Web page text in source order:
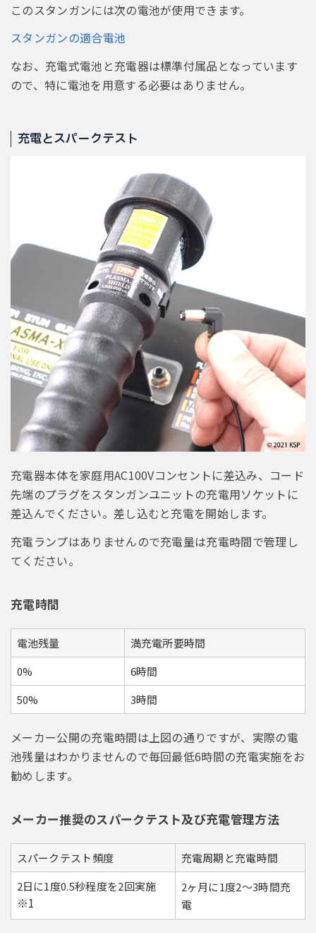
このスタンガンには次の電池が使用できます。
スタンガンの適合電池
なお、充電式電池と充電器は標準付属品となっています
ので、特に電池を用意する必要はありません。
充電とスパークテスト
充電器本体を家庭用AC100Vコンセントに差込み、コード
先端のプラグをスタンガンユニットの充電用ソケットに
差込んでください。差し込むと充電を開始します。
充電ランプはありませんので充電量は充電時間で管理し
てください。
充電時間
電池残量
満充電所要時間
0%
6時間
50%
3時間
メーカー公開の充電時間は上図の通りですが、実際の電
池残量はわかりませんので毎回最低6時間の充電実施をお
勧めします。
メーカー推奨のスパークテスト及び充電管理方法
スパークテスト頻度
充電周期と充電時間
2日に1度0.5秒程度を2回実施
※1
2ヶ月に1度2〜3時間充
電